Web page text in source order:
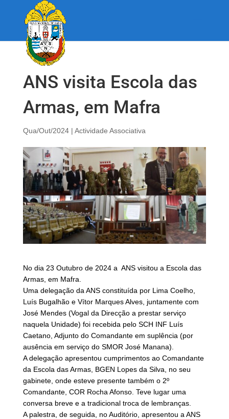
ANS visita Escola das
Armas, em Mafra
Qua/Out/2024| Actividade Associativa
No dia 23 Outubro de 2024 a ANS visitou a Escola das
Armas, em Mafra.
Uma delegação da ANS constituída por Lima Coelho,
Luís Bugalhão e Vítor Marques Alves, juntamente com
José Mendes (Vogal da Direcção a prestar serviço
naquela Unidade) foi recebida pelo SCH INF Luís
Caetano, Adjunto do Comandante em suplência (por
ausência em serviço do SMOR José Manana).
A delegação apresentou cumprimentos ao Comandante
da Escola das Armas, BGEN Lopes da Silva, no seu
gabinete, onde esteve presente também o 2º
Comandante, COR Rocha Afonso. Teve lugar uma
conversa breve e a tradicional troca de lembranças.
A palestra, de seguida, no Auditório, apresentou a ANS